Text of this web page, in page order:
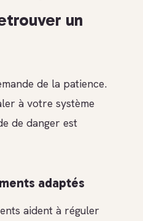
un
de la patience.
à votre système
de danger est
adaptés
aident à réguler